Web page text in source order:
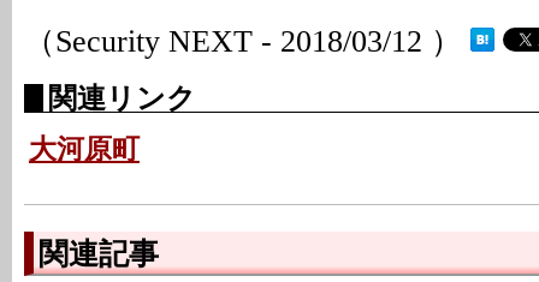
（Security NEXT - 2018/03/12 ）
関連リンク
大河原町
関連記事